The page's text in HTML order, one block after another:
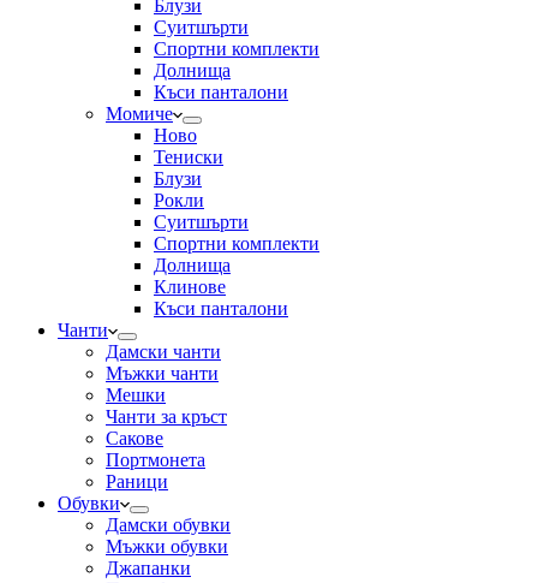
Блузи
Суитшърти
Спортни комплекти
Долнища
Къси панталони
Момиче
Ново
Тениски
Блузи
Рокли
Суитшърти
Спортни комплекти
Долнища
Клинове
Къси панталони
Чанти
Дамски чанти
Мъжки чанти
Мешки
Чанти за кръст
Сакове
Портмонета
Раници
Обувки
Дамски обувки
Мъжки обувки
Джапанки